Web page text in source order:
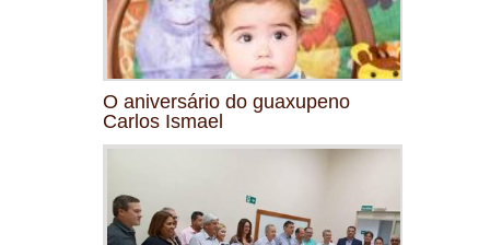
O aniversário do guaxupeno
Carlos Ismael